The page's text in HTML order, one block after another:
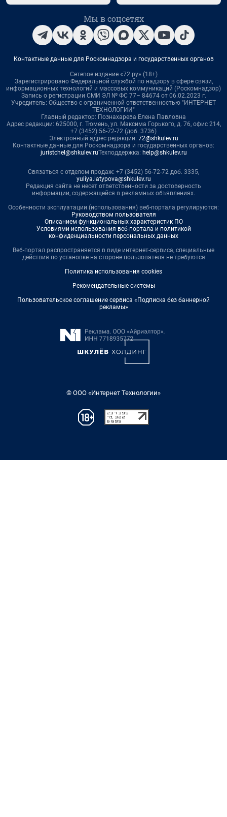
Мы в соцсетях
Контактные данные для Роскомнадзора и государственных органов
Сетевое издание «72.ру» (18+)
Зарегистрировано Федеральной службой по надзору в сфере связи,
информационных технологий и массовых коммуникаций (Роскомнадзор)
Запись о регистрации СМИ ЭЛ № ФС 77– 84674 от 06.02.2023 г.
Учредитель: Общество с ограниченной ответственностью "ИНТЕРНЕТ
ТЕХНОЛОГИИ"
Главный редактор: Познахарева Елена Павловна
Адрес редакции: 625000, г. Тюмень, ул. Максима Горького, д. 76, офис 214,
+7 (3452) 56-72-72 (доб. 3736)
Электронный адрес редакции: 72@shkulev.ru
Контактные данные для Роскомнадзора и государственных органов:
juristchel@shkulev.ruТехподдержка: help@shkulev.ru
Связаться с отделом продаж: +7 (3452) 56-72-72 доб. 3335,
yuliya.latypova@shkulev.ru
Редакция сайта не несет ответственности за достоверность
информации, содержащейся в рекламных объявлениях.
Особенности эксплуатации (использования) веб-портала регулируются:
Руководством пользователя
Описанием функциональных характеристик ПО
Условиями использования веб-портала и политикой
конфиденциальности персональных данных
Веб-портал распространяется в виде интернет-сервиса, специальные
действия по установке на стороне пользователя не требуются
Политика использования cookies
Рекомендательные системы
Пользовательское соглашение сервиса «Подписка без баннерной
рекламы»
© ООО «Интернет Технологии»